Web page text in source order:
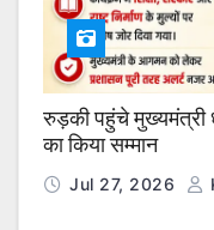
रुड़की पहुंचे मुख्यमंत्री
का किया सम्मान
Jul 27, 2026